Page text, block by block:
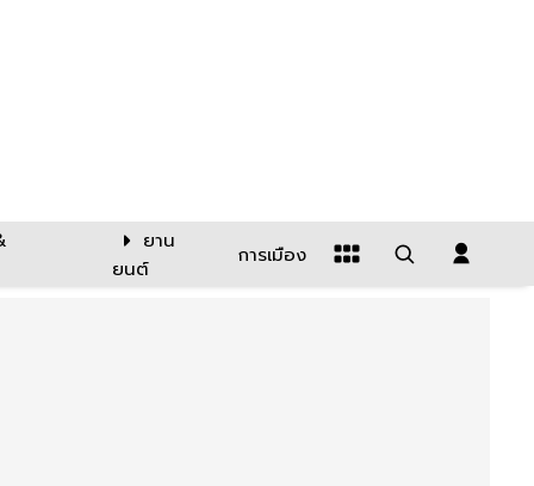
ยาน
ยนต์
การเมือง